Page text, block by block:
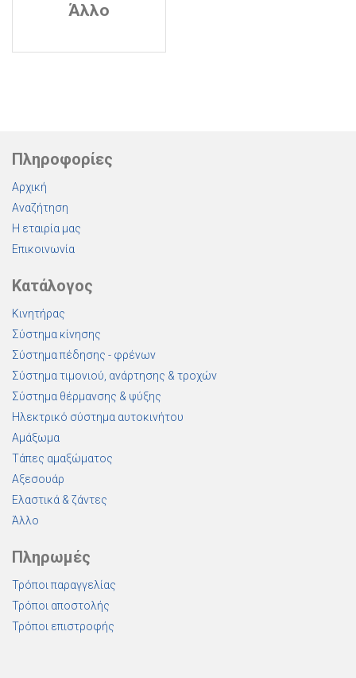
Άλλο
Πληροφορίες
Αρχική
Αναζήτηση
Η εταιρία μας
Επικοινωνία
Κατάλογος
Κινητήρας
Σύστημα κίνησης
Σύστημα πέδησης - φρένων
Σύστημα τιμονιού, ανάρτησης & τροχών
Σύστημα θέρμανσης & ψύξης
Ηλεκτρικό σύστημα αυτοκινήτου
Αμάξωμα
Τάπες αμαξώματος
Αξεσουάρ
Ελαστικά & ζάντες
Άλλο
Πληρωμές
Τρόποι παραγγελίας
Τρόποι αποστολής
Τρόποι επιστροφής